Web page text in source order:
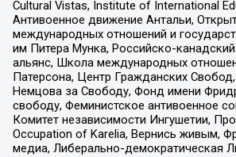
Cultural Vistas, Institute of International
Антивоенное движение Антальи,
международных отношений и
им Питера Мунка, Российско-
альянс, Школа международных
Патерсона, Центр Гражданских
Немцова за Свободу, Фонд имени
свободу, Феминистское антивоенное
Комитет независимости Ингушетии,
Occupation of Karelia, Вернись живым,
медиа, Либерально-демократическая